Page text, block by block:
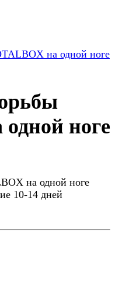
ноге
на одной ноге
10-14 дней